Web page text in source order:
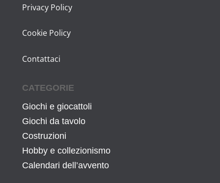
Privacy Policy
Cookie Policy
Contattaci
CATEGORIE
Giochi e giocattoli
Giochi da tavolo
Costruzioni
Hobby e collezionismo
Calendari dell’avvento